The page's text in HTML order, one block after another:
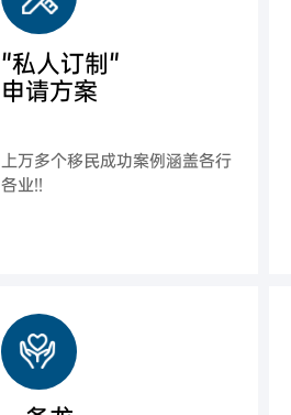
"私人订制"
申请方案
上万多个移民成功案例涵盖各行
各业!!